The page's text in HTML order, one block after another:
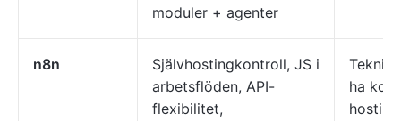
moduler + agenter
n8n
Självhostingkontroll, JS i
arbetsflöden, API-
flexibilitet,
ha